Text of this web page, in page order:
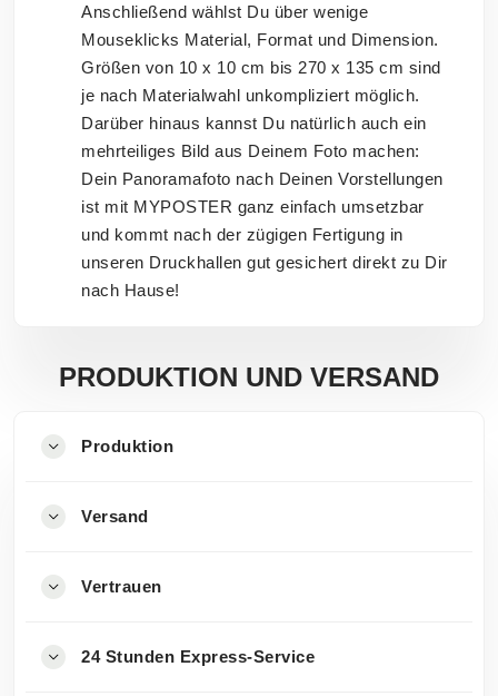
Anschließend wählst Du über wenige
Mouseklicks Material, Format und Dimension.
Größen von 10 x 10 cm bis 270 x 135 cm sind
je nach Materialwahl unkompliziert möglich.
Darüber hinaus kannst Du natürlich auch ein
mehrteiliges Bild aus Deinem Foto machen:
Dein Panoramafoto nach Deinen Vorstellungen
ist mit MYPOSTER ganz einfach umsetzbar
und kommt nach der zügigen Fertigung in
unseren Druckhallen gut gesichert direkt zu Dir
nach Hause!
PRODUKTION UND VERSAND
Produktion
Versand
Vertrauen
24 Stunden Express-Service